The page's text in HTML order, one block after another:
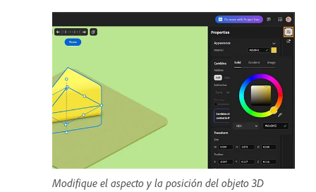
Modifique el aspecto y la posición del objeto 3D